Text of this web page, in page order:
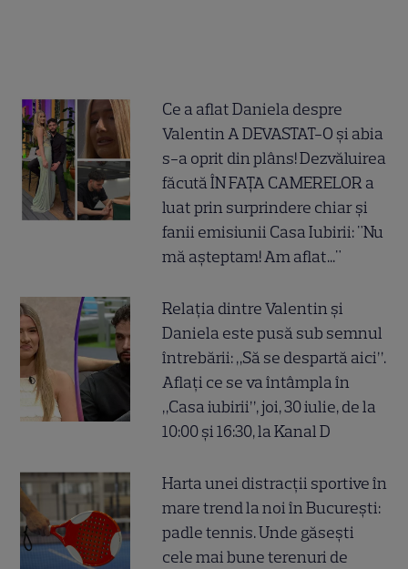
Ce a aflat Daniela despre
Valentin A DEVASTAT-O și abia
s-a oprit din plâns! Dezvăluirea
făcută ÎN FAȚA CAMERELOR a
luat prin surprindere chiar și
fanii emisiunii Casa Iubirii: "Nu
mă așteptam! Am aflat..."
Relația dintre Valentin și
Daniela este pusă sub semnul
întrebării: „Să se despartă aici”.
Aflați ce se va întâmpla în
„Casa iubirii”, joi, 30 iulie, de la
10:00 și 16:30, la Kanal D
Harta unei distracții sportive în
mare trend la noi în București:
padle tennis. Unde găsești
cele mai bune terenuri de